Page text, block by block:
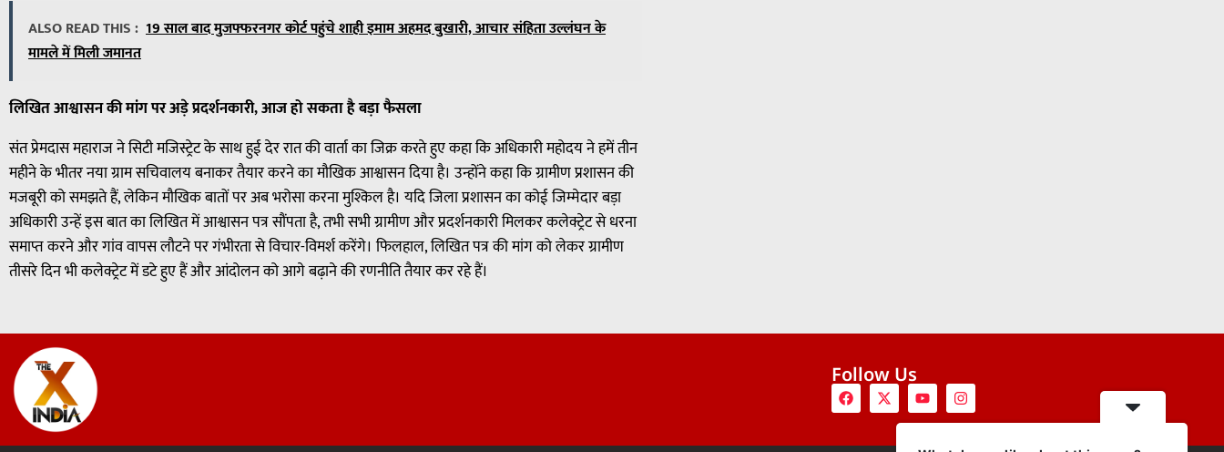
ALSO READ THIS : 19 साल बाद मुजफ्फरनगर कोर्ट पहुंचे शाही इमाम अहमद बुखारी, आचार संहिता उल्लंघन के
मामले में मिली जमानत
लिखित आश्वासन की मांग पर अड़े प्रदर्शनकारी, आज हो सकता है बड़ा फैसला
संत प्रेमदास महाराज ने सिटी मजिस्ट्रेट के साथ हुई देर रात की वार्ता का जिक्र करते हुए कहा कि अधिकारी महोदय ने हमें तीन
महीने के भीतर नया ग्राम सचिवालय बनाकर तैयार करने का मौखिक आश्वासन दिया है। उन्होंने कहा कि ग्रामीण प्रशासन की
मजबूरी को समझते हैं, लेकिन मौखिक बातों पर अब भरोसा करना मुश्किल है। यदि जिला प्रशासन का कोई जिम्मेदार बड़ा
अधिकारी उन्हें इस बात का लिखित में आश्वासन पत्र सौंपता है, तभी सभी ग्रामीण और प्रदर्शनकारी मिलकर कलेक्ट्रेट से धरना
समाप्त करने और गांव वापस लौटने पर गंभीरता से विचार-विमर्श करेंगे। फिलहाल, लिखित पत्र की मांग को लेकर ग्रामीण
तीसरे दिन भी कलेक्ट्रेट में डटे हुए हैं और आंदोलन को आगे बढ़ाने की रणनीति तैयार कर रहे हैं।
Follow Us